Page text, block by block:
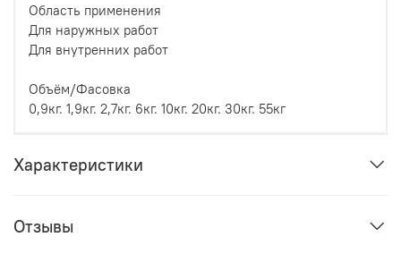
Область применения
Для наружных работ
Для внутренних работ
Объём/Фасовка
0,9кг. 1,9кг. 2,7кг. 6кг. 10кг. 20кг. 30кг. 55кг
Характеристики
Отзывы